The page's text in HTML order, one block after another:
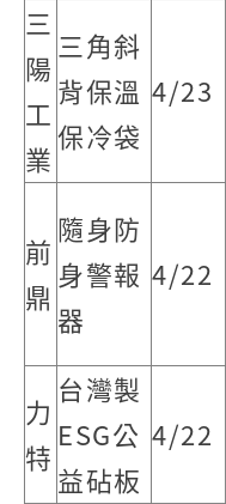
三
陽
工
業
三角斜
背保溫
保冷袋
4/23
前
鼎
隨身防
身警報
器
4/22
力
特
台灣製
ESG公
益砧板
4/22